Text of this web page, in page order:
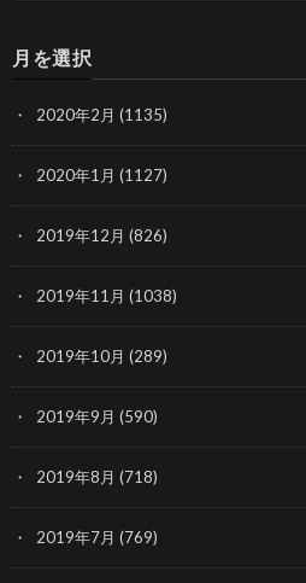
月を選択
2020年2月 (1135)
2020年1月 (1127)
2019年12月 (826)
2019年11月 (1038)
2019年10月 (289)
2019年9月 (590)
2019年8月 (718)
2019年7月 (769)